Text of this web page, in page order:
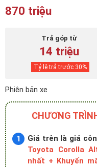
870 triệu
Trả góp từ
14 triệu
Tỷ lệ trả trước 30%
Phiên bản xe
CHƯƠNG
Giá trên là giá
Toyota Corolla
nhất + Khuyến